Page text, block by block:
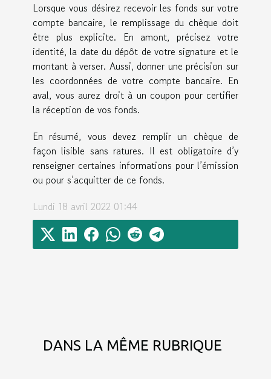
Lorsque vous désirez recevoir les fonds sur votre
compte bancaire, le remplissage du chèque doit
être plus explicite. En amont, précisez votre
identité, la date du dépôt de votre signature et le
montant à verser. Aussi, donner une précision sur
les coordonnées de votre compte bancaire. En
aval, vous aurez droit à un coupon pour certifier
la réception de vos fonds.
En résumé, vous devez remplir un chèque de
façon lisible sans ratures. Il est obligatoire d’y
renseigner certaines informations pour l’émission
ou pour s’acquitter de ce fonds.
Lundi 18 avril 2022 01:44
DANS LA MÊME RUBRIQUE